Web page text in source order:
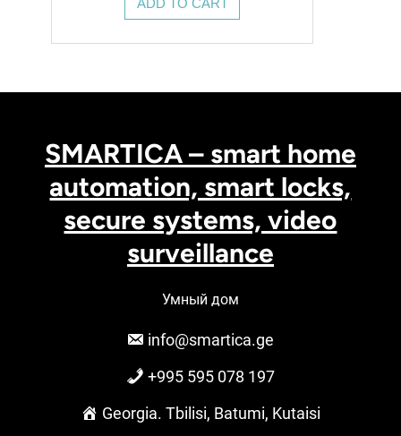
SMARTICA – smart home
automation, smart locks,
secure systems, video
surveillance
Умный дом
info@smartica.ge
+995 595 078 197
Georgia. Tbilisi, Batumi, Kutaisi